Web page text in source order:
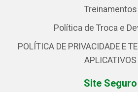
Treinamentos
Política de Troca e
POLÍTICA DE PRIVACIDADE E
APLICATIVOS
Site Seguro